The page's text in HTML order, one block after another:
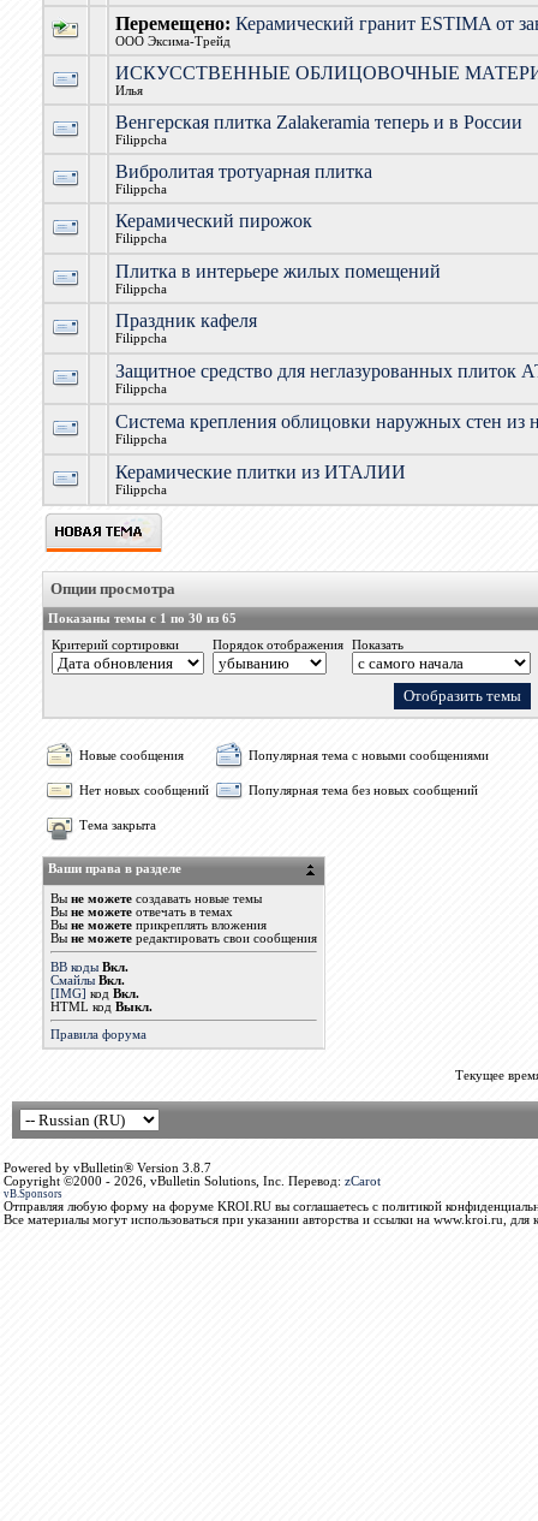
Перемещено: Керамический гранит ESTIMA от
ООО Эксима-Трейд
ИСКУССТВЕННЫЕ ОБЛИЦОВОЧНЫЕ
Илья
Венгерская плитка Zalakeramia теперь и в России
Filippcha
Вибролитая тротуарная плитка
Filippcha
Керамический пирожок
Filippcha
Плитка в интерьере жилых помещений
Filippcha
Праздник кафеля
Filippcha
Защитное средство для неглазурованных
Filippcha
Система крепления облицовки наружных стен из
Filippcha
Керамические плитки из ИТАЛИИ
Filippcha
Опции просмотра
Показаны темы с 1 по 30 из 65
Критерий сортировки
Порядок отображения Показать
Новые сообщения Популярная тема с новыми сообщениями
Нет новых сообщений Популярная тема без новых сообщений
Тема закрыта
Ваши права в разделе
Вы не можетесоздавать новые темы
Вы не можетеотвечать в темах
Вы не можетеприкреплять вложения
Вы не можетередактировать свои сообщения
BB коды Вкл.
Смайлы Вкл.
[IMG] код Вкл.
HTML код Выкл.
Правила форума
Текущее
Powered by vBulletin® Version 3.8.7
Copyright ©2000 - 2026, vBulletin Solutions, Inc. Перевод: zCarot
vB.Sponsors
Отправляя любую форму на форуме KROI.RU вы соглашаетесь с политикой
Все материалы могут использоваться при указании авторства и ссылки на www.kroi.ru, для